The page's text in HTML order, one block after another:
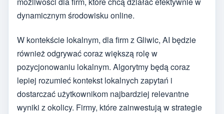
dynamicznym środowisku online.
W kontekście lokalnym, dla firm z Gliwic, AI będzie
również odgrywać coraz większą rolę w
pozycjonowaniu lokalnym. Algorytmy będą coraz
lepiej rozumieć kontekst lokalnych zapytań i
dostarczać użytkownikom najbardziej relevantne
wyniki z okolicy. Firmy, które zainwestują w strategie